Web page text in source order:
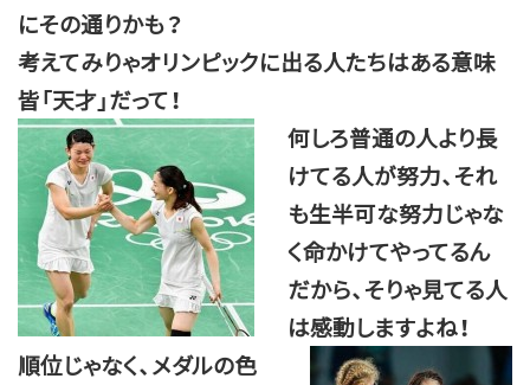
にその通りかも？
考えてみりゃオリンピックに出る人たちはある意味
皆「天才」だって！
何しろ普通の人より長
けてる人が努力、それ
も生半可な努力じゃな
く命かけてやってるん
だから、そりゃ見てる人
は感動しますよね！
順位じゃなく、メダルの色